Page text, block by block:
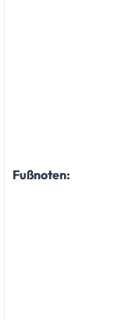
Fußnoten: